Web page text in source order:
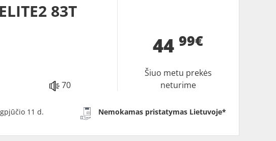
83T
70
4499€
Šiuo metu prekės
neturime
11 d. Nemokamas pristatymas Lietuvoje*